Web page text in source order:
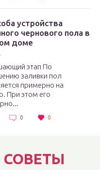
устройства
чернового пола в
доме
этап По
заливки пол
примерно на
При этом его
0 0